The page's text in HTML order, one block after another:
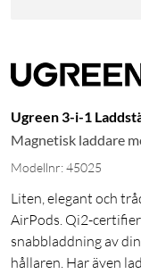
Ugreen 3-i-1
Magnetisk laddare
Modellnr: 45025
Liten, elegant och
AirPods. Qi2-
snabbladdning av
hållaren. Har även